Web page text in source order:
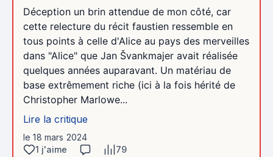
Déception un brin attendue de mon côté, car
cette relecture du récit faustien ressemble en
tous points à celle d'Alice au pays des merveilles
dans "Alice" que Jan Švankmajer avait réalisée
quelques années auparavant. Un matériau de
base extrêmement riche (ici à la fois hérité de
Christopher Marlowe...
Lire la critique
le 18 mars 2024
1 j'aime
79